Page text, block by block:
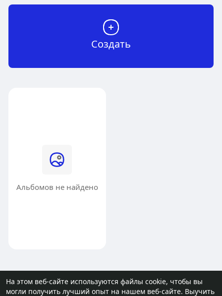
На этом веб-сайте используются файлы cookie, чтобы вы
могли получить лучший опыт на нашем веб-сайте. Выучить
Создать
Альбомов не найдено
© 2026 molodost.bz